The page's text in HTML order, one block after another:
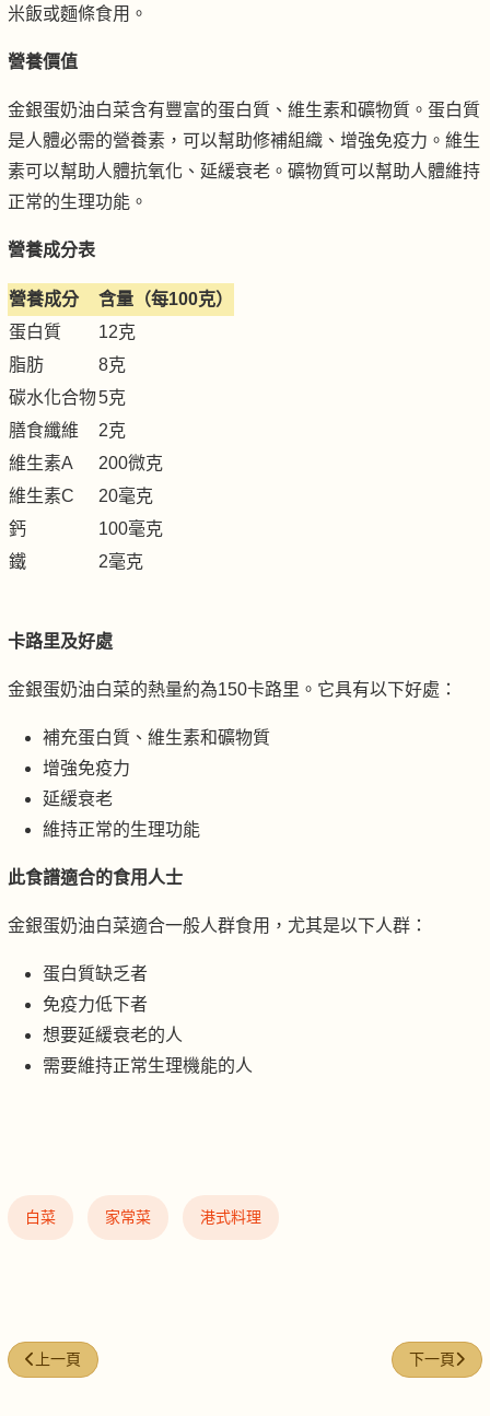
米飯或麵條食用。
營養價值
金銀蛋奶油白菜含有豐富的蛋白質、維生素和礦物質。蛋白質
是人體必需的營養素，可以幫助修補組織、增強免疫力。維生
素可以幫助人體抗氧化、延緩衰老。礦物質可以幫助人體維持
正常的生理功能。
營養成分表
營養成分
含量（每100克）
蛋白質
12克
脂肪
8克
碳水化合物5克
膳食纖維
2克
維生素A
200微克
維生素C
20毫克
鈣
100毫克
鐵
2毫克
卡路里及好處
金銀蛋奶油白菜的熱量約為150卡路里。它具有以下好處：
補充蛋白質、維生素和礦物質
增強免疫力
延緩衰老
維持正常的生理功能
此食譜適合的食用人士
金銀蛋奶油白菜適合一般人群食用，尤其是以下人群：
蛋白質缺乏者
免疫力低下者
想要延緩衰老的人
需要維持正常生理機能的人
白菜 家常菜 港式料理
上一篇文章: 梅菜蒸茄子
上一頁 下一篇文章
下一頁